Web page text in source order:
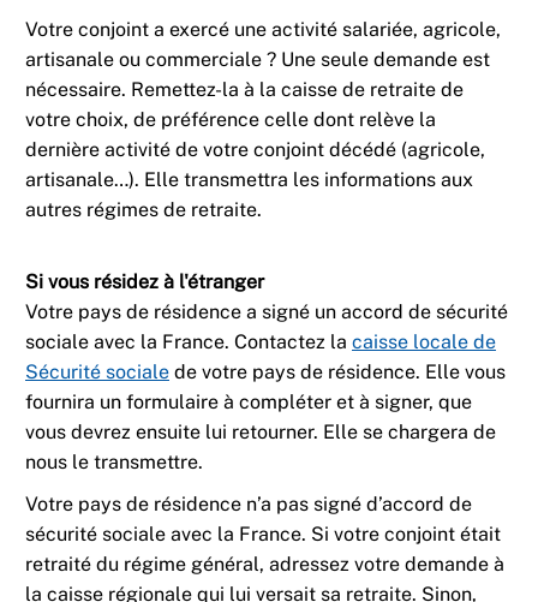
Votre conjoint a exercé une activité salariée, agricole,
artisanale ou commerciale ? Une seule demande est
nécessaire. Remettez-la à la caisse de retraite de
votre choix, de préférence celle dont relève la
dernière activité de votre conjoint décédé (agricole,
artisanale…). Elle transmettra les informations aux
autres régimes de retraite.
Si vous résidez à l'étranger
Votre pays de résidence a signé un accord de sécurité
sociale avec la France. Contactez la caisse locale de
Sécurité sociale de votre pays de résidence. Elle vous
fournira un formulaire à compléter et à signer, que
vous devrez ensuite lui retourner. Elle se chargera de
nous le transmettre.
Votre pays de résidence n’a pas signé d’accord de
sécurité sociale avec la France. Si votre conjoint était
retraité du régime général, adressez votre demande à
la caisse régionale qui lui versait sa retraite. Sinon,